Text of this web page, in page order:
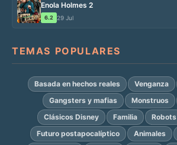
Enola Holmes 2
6.2 29 Jul
TEMAS POPULARES
Basada en hechos reales Venganza
Gangsters y mafias
Monstruos
Clásicos Disney
Familia Robots
Futuro postapocalíptico Animales